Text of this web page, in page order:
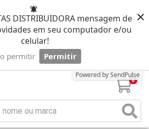
DISTRIBUIDORA mensagem de
em seu computador e/ou
celular!
permitir Permitir
Powered by SendPulse
×
0